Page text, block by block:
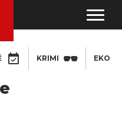
KRIMI